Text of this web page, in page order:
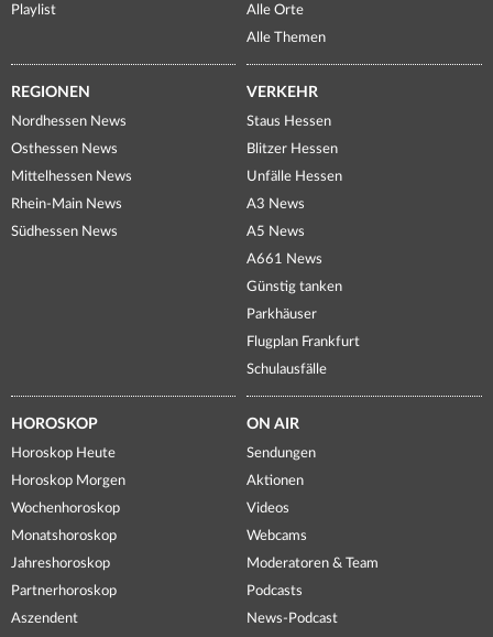
Playlist
Alle Orte
Alle Themen
REGIONEN
Nordhessen News
Osthessen News
Mittelhessen News
Rhein-Main News
Südhessen News
VERKEHR
Staus Hessen
Blitzer Hessen
Unfälle Hessen
A3 News
A5 News
A661 News
Günstig tanken
Parkhäuser
Flugplan Frankfurt
Schulausfälle
HOROSKOP
Horoskop Heute
Horoskop Morgen
Wochenhoroskop
Monatshoroskop
Jahreshoroskop
Partnerhoroskop
Aszendent
ON AIR
Sendungen
Aktionen
Videos
Webcams
Moderatoren & Team
Podcasts
News-Podcast